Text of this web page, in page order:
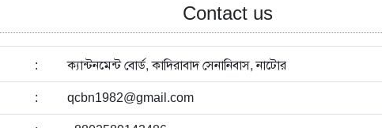
Contact us
: ক্যান্টনমেন্ট বোর্ড, কাদিরাবাদ সেনানিবাস, নাটোর
: qcbn1982@gmail.com